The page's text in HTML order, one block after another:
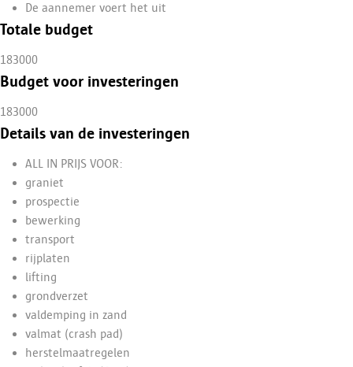
De aannemer voert het uit
Totale budget
183000
Budget voor investeringen
183000
Details van de investeringen
ALL IN PRIJS VOOR:
graniet
prospectie
bewerking
transport
rijplaten
lifting
grondverzet
valdemping in zand
valmat (crash pad)
herstelmaatregelen